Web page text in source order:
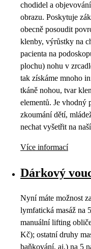
chodidel a
obrazu. Poskytuje
obecně posoudit
klenby, výrůstky na
pacienta na
plochu) nohu v
tak získáme mnoho
tkáně nohou, tvar
elementů. Je vhodný
zkoumání dětí,
nechat vyšetřit na
Více informací
Dárkový
Nyní máte možnost
lymfatická masáž na
manuální lifting
Kč); ostatní druhy
baňkování, aj.) na 5